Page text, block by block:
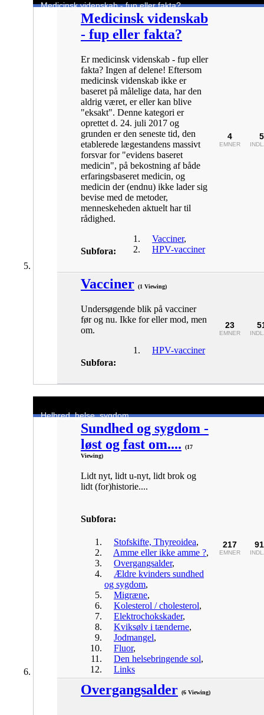
Medicinsk videnskab - fup eller fakta?
Medicinsk videnskab
- fup eller fakta?
Er medicinsk videnskab - fup eller
fakta? Ingen af delene! Eftersom
medicinsk videnskab ikke er
baseret på målelige data, har den
aldrig været, er eller kan blive
"eksakt". Denne kategori er
oprettet d. 24. juli 2017 og
grunden er den seneste tid, den
etablerede lægestandens massivt
forsvar for "evidens baseret
medicin", på bekostning af både
erfaringsbaseret medicin, og
medicin der (endnu) ikke lader sig
bevise med de metoder,
menneskeheden aktuelt har til
rådighed.
Subfora:
Vacciner,
HPV-vacciner
4
EMNER
5
Vacciner (1 Viewing)
Undersøgende blik på vacciner
før og nu. Ikke for eller mod, men
om.
Subfora:
HPV-vacciner
23
EMNER
Helbred, helse, sygdom
Sundhed og sygdom -
løst og fast om....
(17
Viewing)
Lidt nyt, lidt u-nyt, lidt brok og
lidt (for)historie....
Subfora:
Stofskifte, Thyreoidea,
Amme eller ikke amme ?,
Overgangsalder,
Ældre kvinders sundhed
og sygdom,
Migræne,
Kolesterol / cholesterol,
Elektrochokskader,
Kviksølv i tænderne,
Jodmangel,
Fluor,
Den helsebringende sol,
Links
217
EMNER
Overgangsalder (6 Viewing)